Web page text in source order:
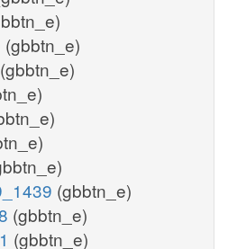
(gbbtn_e)
(gbbtn_e)
(gbbtn_e)
(gbbtn_e)
(gbbtn_e)